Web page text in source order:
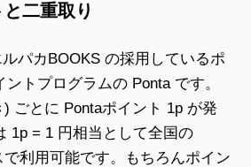
二重取り
パカBOOKS の採用しているポ
トプログラムの Ponta です。
ごとに Pontaポイント 1p が発
1p = 1 円相当として全国の
利用可能です。もちろんポイン